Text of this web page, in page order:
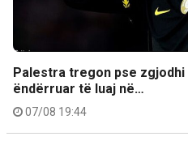
Palestra tregon pse zgjodhi
ëndërruar të luaj në…
07/08 19:44